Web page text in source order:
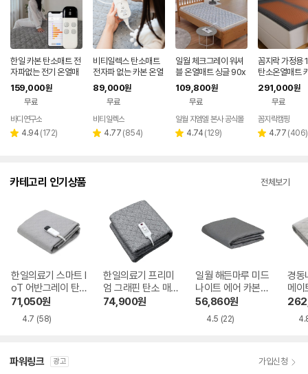
한일 카본 탄소매트 전
자파없는 전기 온열매
트 장판 2인용 1인용 S
S 그레이
159,000원
무료
바디연구소
별 4.94 리
(172)
비티일렉스 탄소매트
전자파 없는 카본 온열
매트
89,000원
무료
페이
비티일렉스
별 4.77 리
(854)
일월 체크그레이 워셔
블 온열매트 싱글 90x
180cm, 체크그레이
109,800원
무료
일월 지엠엘 본사 공식몰
별 4.74 리
(129)
꼼지락 가정용
탄소온열매트
기매트 전자파
기요
291,000원
무료
꼼지락캠핑
별 4.77 리
(406)
카테고리 인기상품 전체보기
한일의료기 스마트 I
oT 어반그레이 탄
소매트 HL-APP
71,050원
4.7 (58)
한일의료기 프리미
엄 그래핀 탄소 매
트
74,900원
일월 해든마루 미드
나이트 에어 카본매
트
56,860원
4.5 (22)
경동
메이
트
파워링크 광고 가입신청